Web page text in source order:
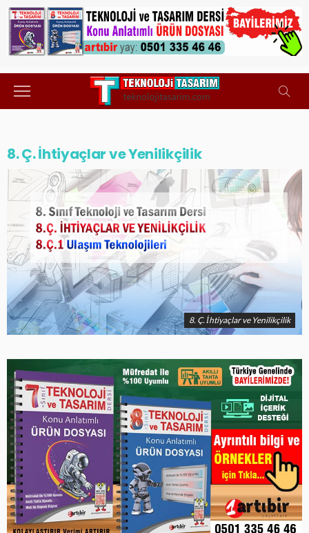
8. Ç. İhtiyaçlar ve Yenilikçilik
8. Ç. İhtiyaçlar ve Yenilikçilik